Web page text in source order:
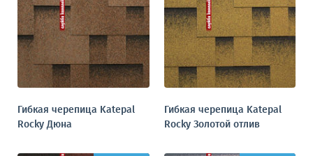
Гибкая черепица Katepal
Rocky Дюна
Гибкая черепица Katepal
Rocky Золотой отлив